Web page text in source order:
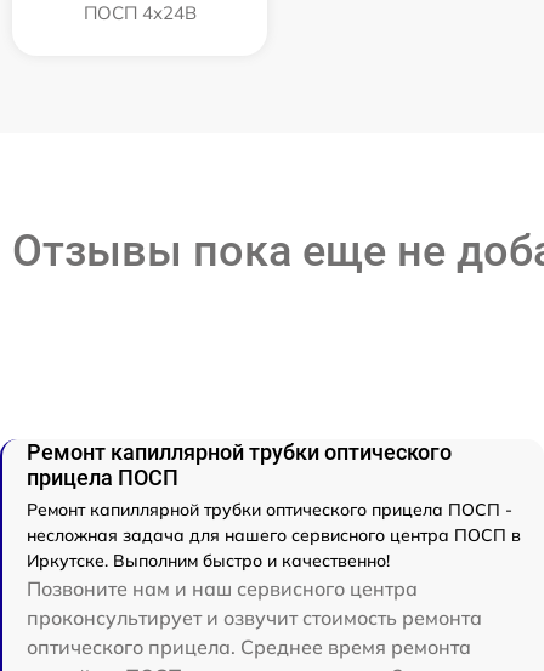
ПОСП 4x24B
Отзывы пока еще не
Ремонт капиллярной трубки оптического
прицела ПОСП
Ремонт капиллярной трубки оптического прицела ПОСП -
несложная задача для нашего сервисного центра ПОСП в
Иркутске. Выполним быстро и качественно!
Позвоните нам и наш сервисного центра
проконсультирует и озвучит стоимость ремонта
оптического прицела. Среднее время ремонта